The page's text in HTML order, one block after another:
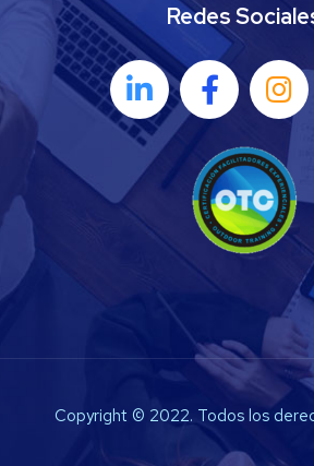
Redes
Copyright © 2022. Todos los